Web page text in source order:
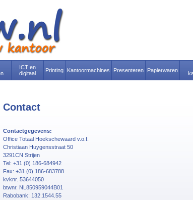
ICT en
digitaal
Printing Kantoormachines Presenteren Papierwaren
Contact
Contactgegevens:
Office Totaal Hoekschewaard v.o.f.
Christiaan Huygensstraat 50
3291CN Strijen
Tel: +31 (0) 186-684942
Fax: +31 (0) 186-683788
kvknr. 53644050
btwnr. NL850959044B01
Rabobank: 132.1544.55